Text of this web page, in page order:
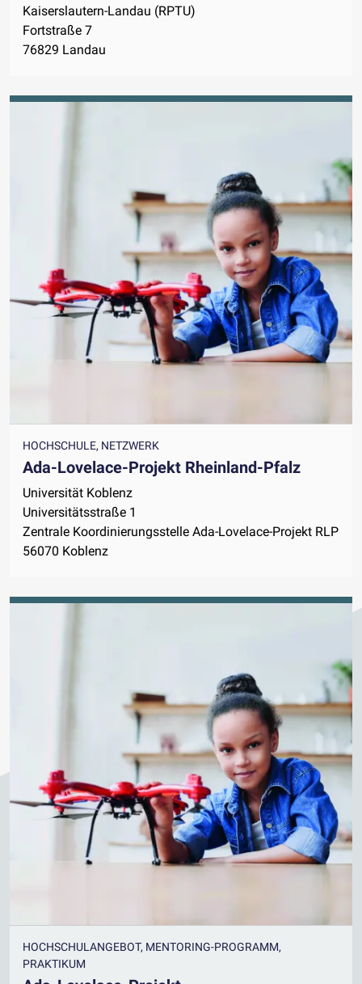
Kaiserslautern-Landau (RPTU)
Fortstraße 7
76829 Landau
HOCHSCHULE, NETZWERK
Ada-Lovelace-Projekt Rheinland-Pfalz
Universität Koblenz
Universitätsstraße 1
Zentrale Koordinierungsstelle Ada-Lovelace-Projekt RLP
56070 Koblenz
HOCHSCHULANGEBOT, MENTORING-PROGRAMM,
PRAKTIKUM